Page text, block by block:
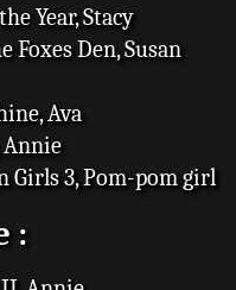
Year, Stacy
Foxes Den, Susan
Ava
Annie
Girls 3, Pom-pom girl
: